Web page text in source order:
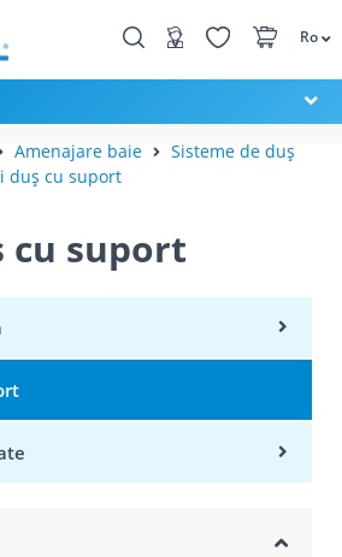
Ro
Amenajare baie
Sisteme de duș
duș cu suport
cu suport